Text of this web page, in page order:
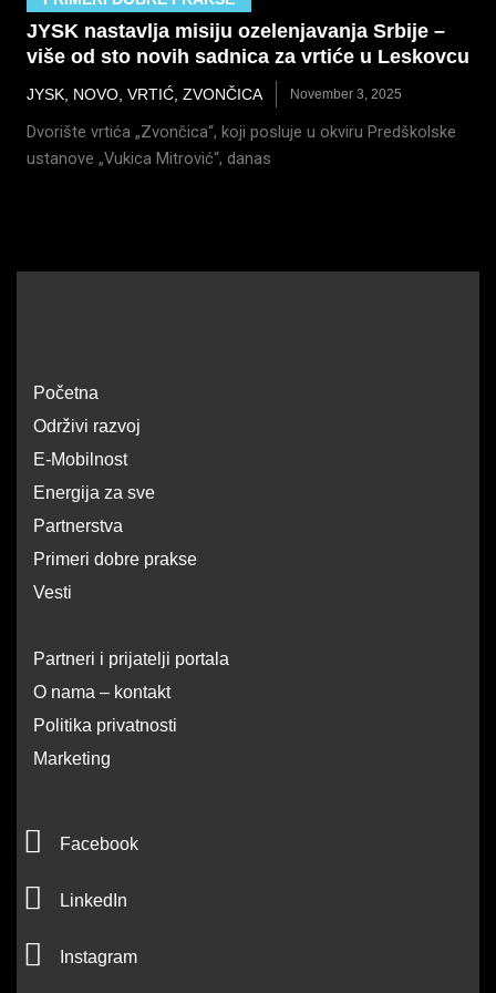
JYSK nastavlja misiju ozelenjavanja Srbije –
više od sto novih sadnica za vrtiće u Leskovcu
JYSK NOVO VRTIĆ ZVONČICA November 3, 2025
Dvorište vrtića „Zvončica“, koji posluje u okviru Predškolske
ustanove „Vukica Mitrović“, danas
Početna
Održivi razvoj
E-Mobilnost
Energija za sve
Partnerstva
Primeri dobre prakse
Vesti
Partneri i prijatelji portala
O nama – kontakt
Politika privatnosti
Marketing
F
c
e
b
Facebook
L
n
LinkedIn
I
Instagram